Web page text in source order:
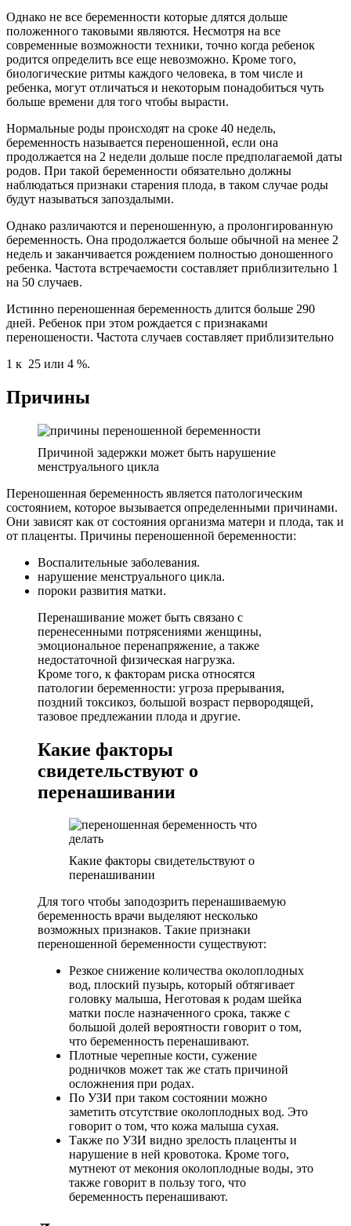
Однако не все беременности которые длятся дольше
положенного таковыми являются. Несмотря на все
современные возможности техники, точно когда ребенок
родится определить все еще невозможно. Кроме того,
биологические ритмы каждого человека, в том числе и
ребенка, могут отличаться и некоторым понадобиться чуть
больше времени для того чтобы вырасти.
Нормальные роды происходят на сроке 40 недель,
беременность называется переношенной, если она
продолжается на 2 недели дольше после предполагаемой даты
родов. При такой беременности обязательно должны
наблюдаться признаки старения плода, в таком случае роды
будут называться запоздалыми.
Однако различаются и переношенную, а пролонгированную
беременность. Она продолжается больше обычной на менее 2
недель и заканчивается рождением полностью доношенного
ребенка. Частота встречаемости составляет приблизительно 1
на 50 случаев.
Истинно переношенная беременность длится больше 290
дней. Ребенок при этом рождается с признаками
переношености. Частота случаев составляет приблизительно
1 к 25 или 4 %.
Причины
Причиной задержки может быть нарушение
менструального цикла
Переношенная беременность является патологическим
состоянием, которое вызывается определенными причинами.
Они зависят как от состояния организма матери и плода, так и
от плаценты. Причины переношенной беременности:
Воспалительные заболевания.
нарушение менструального цикла.
пороки развития матки.
Перенашивание может быть связано с
перенесенными потрясениями женщины,
эмоциональное перенапряжение, а также
недостаточной физическая нагрузка.
Кроме того, к факторам риска относятся
патологии беременности: угроза прерывания,
поздний токсикоз, большой возраст первородящей,
тазовое предлежании плода и другие.
Какие факторы
свидетельствуют о
перенашивании
Какие факторы свидетельствуют о
перенашивании
Для того чтобы заподозрить перенашиваемую
беременность врачи выделяют несколько
возможных признаков. Такие признаки
переношенной беременности существуют:
Резкое снижение количества околоплодных
вод, плоский пузырь, который обтягивает
головку малыша, Неготовая к родам шейка
матки после назначенного срока, также с
большой долей вероятности говорит о том,
что беременность перенашивают.
Плотные черепные кости, сужение
родничков может так же стать причиной
осложнения при родах.
По УЗИ при таком состоянии можно
заметить отсутствие околоплодных вод. Это
говорит о том, что кожа малыша сухая.
Также по УЗИ видно зрелость плаценты и
нарушение в ней кровотока. Кроме того,
мутнеют от мекония околоплодные воды, это
также говорит в пользу того, что
беременность перенашивают.